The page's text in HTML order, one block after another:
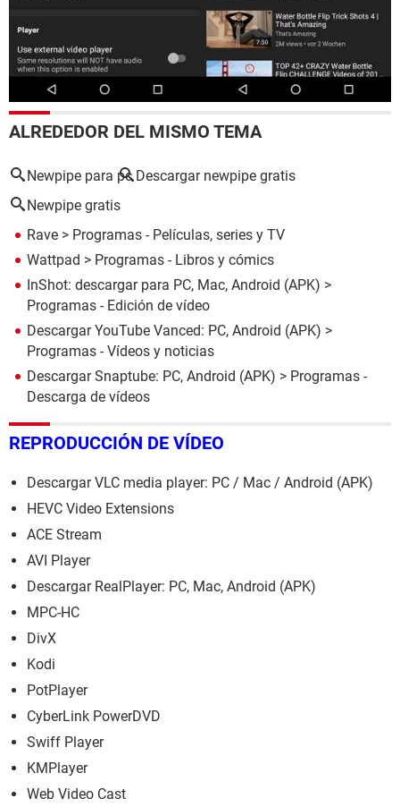
ALREDEDOR DEL MISMO TEMA
Newpipe para pc Descargar newpipe gratis
Newpipe gratis
Rave > Programas - Películas, series y TV
Wattpad > Programas - Libros y cómics
InShot: descargar para PC, Mac, Android (APK) >
Programas - Edición de vídeo
Descargar YouTube Vanced: PC, Android (APK) >
Programas - Vídeos y noticias
Descargar Snaptube: PC, Android (APK) > Programas -
Descarga de vídeos
REPRODUCCIÓN DE VÍDEO
Descargar VLC media player: PC / Mac / Android (APK)
HEVC Video Extensions
ACE Stream
AVI Player
Descargar RealPlayer: PC, Mac, Android (APK)
MPC-HC
DivX
Kodi
PotPlayer
CyberLink PowerDVD
Swiff Player
KMPlayer
Web Video Cast